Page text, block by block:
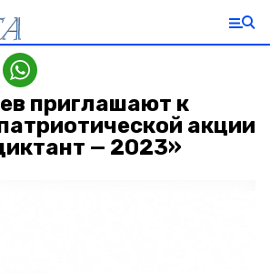
приглашают к
акции
— 2023»